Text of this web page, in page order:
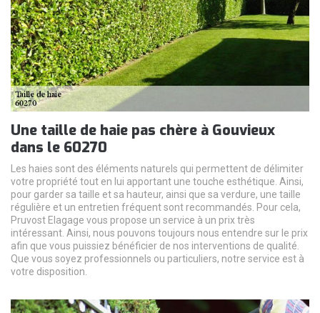
Une taille de haie pas chère à Gouvieux
dans le 60270
Les haies sont des éléments naturels qui permettent de délimiter
votre propriété tout en lui apportant une touche esthétique. Ainsi,
pour garder sa taille et sa hauteur, ainsi que sa verdure, une taille
régulière et un entretien fréquent sont recommandés. Pour cela,
Pruvost Elagage vous propose un service à un prix très
intéressant. Ainsi, nous pouvons toujours nous entendre sur le prix
afin que vous puissiez bénéficier de nos interventions de qualité.
Que vous soyez professionnels ou particuliers, notre service est à
votre disposition.